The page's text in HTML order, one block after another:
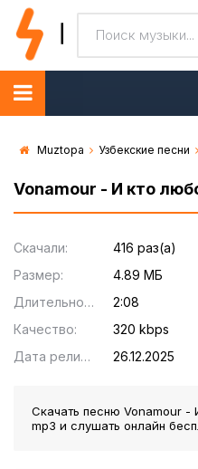
Muztopa Узбекские песни
Vonamour - И кто
Скачали:
416 раз(а)
Размер:
4.89 МБ
Длительность:
2:08
Качество:
320 kbps
Дата релиза:
26.12.2025
Скачать песню Vonamour -
mp3 и слушать онлайн